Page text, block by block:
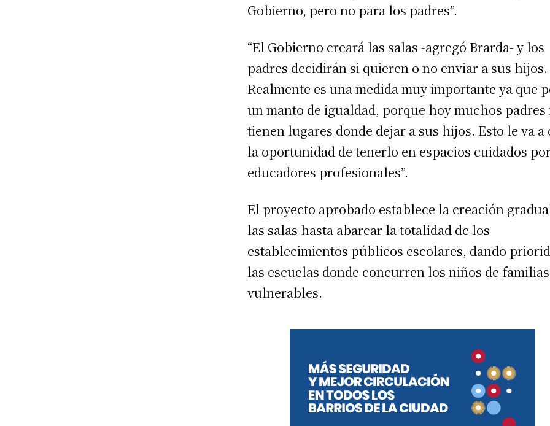
Gobierno, pero no para los padres”.
“El Gobierno creará las salas -agregó Brarda- y los
padres decidirán si quieren o no enviar a sus hijos.
Realmente es una medida muy importante ya que
un manto de igualdad, porque hoy muchos padres
tienen lugares donde dejar a sus hijos. Esto le va a
la oportunidad de tenerlo en espacios cuidados
educadores profesionales”.
El proyecto aprobado establece la creación
las salas hasta abarcar la totalidad de los
establecimientos públicos escolares, dando
las escuelas donde concurren los niños de
vulnerables.